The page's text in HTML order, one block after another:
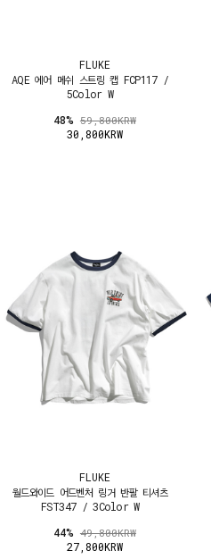
FLUKE
AQE 에어 메쉬 스트링 캡 FCP117 /
5Color W
48% 59,800KRW
30,800KRW
FLUKE
월드와이드 어드벤처 링거 반팔 티셔츠
FST347 / 3Color W
44% 49,800KRW
27,800KRW